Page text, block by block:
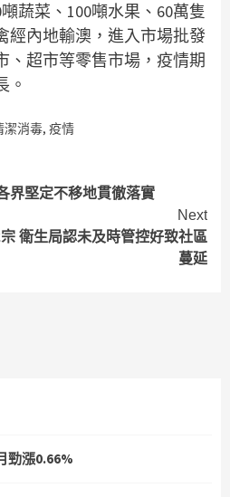
蔬菜、100噸水果、60萬隻
經內地輸澳，進入市場批發
、超市等零售市場，疫情期
。
潔消毒, 疫情
界堅定不移地貫徹落實
Next
衛生局認未及時管控好致社區
蔓延
勁漲0.66%